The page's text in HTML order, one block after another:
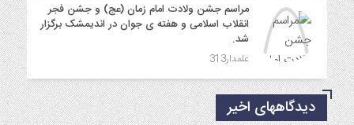
مراسم جشن ولادت امام زمان (عج) و جشن فجر
انقلاب اسلامی و هفته ی جوان در اندیمشک برگزار
شد.
علمدار313
دیدگاههای اخیر